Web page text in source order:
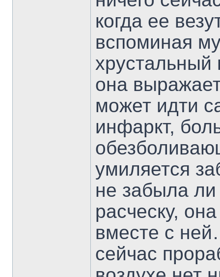
когда ее
вспоминая
хрустальный
она
может идти
инфаркт,
умиляется
не забыла
расческу,
вместе с
сейчас